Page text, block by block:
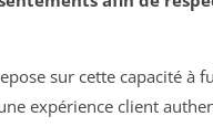
sur cette capacité à
expérience client